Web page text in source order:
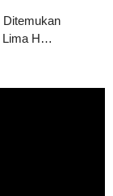
Ditemukan
Lima H…